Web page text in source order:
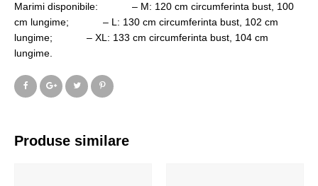
Marimi disponibile: – M: 120 cm circumferinta bust, 100
cm lungime; – L: 130 cm circumferinta bust, 102 cm
lungime; – XL: 133 cm circumferinta bust, 104 cm
lungime.
Produse similare